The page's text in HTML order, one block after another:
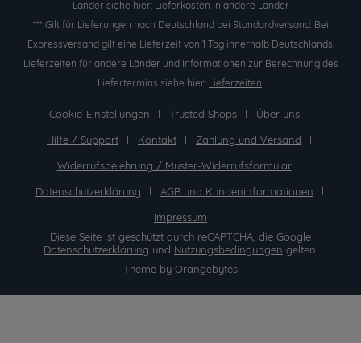
Länder siehe hier: Lieferkosten in andere Länder
*** Gilt für Lieferungen nach Deutschland bei Standardversand. Bei
Expressversand gilt eine Lieferzeit von 1 Tag innerhalb Deutschlands.
Lieferzeiten für andere Länder und Informationen zur Berechnung des
Liefertermins siehe hier: Lieferzeiten.
Cookie-Einstellungen Trusted Shops
Über uns
Hilfe / Support
Kontakt
Zahlung und Versand
Widerrufsbelehrung / Muster-Widerrufsformular
Datenschutzerklärung
AGB und Kundeninformationen
Impressum
Diese Seite ist geschützt durch reCAPTCHA, die Google
Datenschutzerklärung und Nutzungsbedingungen gelten.
Theme by Orangebytes